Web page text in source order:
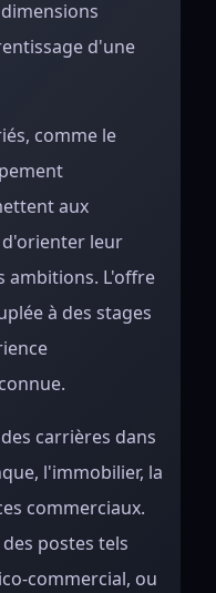
d'une
comme le
aux
d'orienter leur
ambitions. L'offre
à des stages
carrières dans
l'immobilier, la
commerciaux.
postes tels
commercial, ou